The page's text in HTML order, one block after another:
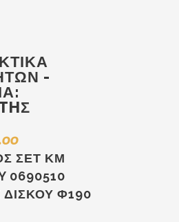
-
Η
τρέχουσα
τιμή
ΣΕΤ ΚΜ
0690510
Φ190